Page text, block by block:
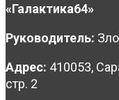
«Галактика64»
Руководитель:
Адрес: 410053,
стр. 2